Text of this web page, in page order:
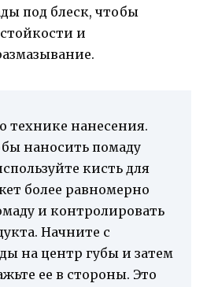
под блеск, чтобы
и
технике нанесения.
наносить помаду
кисть для
более равномерно
и контролировать
Начните с
на центр губы и затем
ее в стороны. Это